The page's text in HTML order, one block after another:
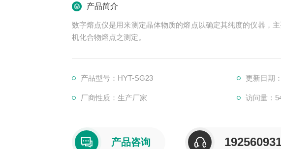
产品简介
数字熔点仪是用来测定晶体物质的熔点以确定其纯度的仪器，
机化合物熔点之测定。
产品型号：HYT-SG23 更新日期
厂商性质：生产厂家 访问量：
产品咨询